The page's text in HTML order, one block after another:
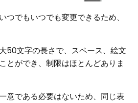
つでもいつでも変更できるため、
50文字の長さで、スペース、絵文
とができ、制限はほとんどありま
意である必要はないため、同じ表